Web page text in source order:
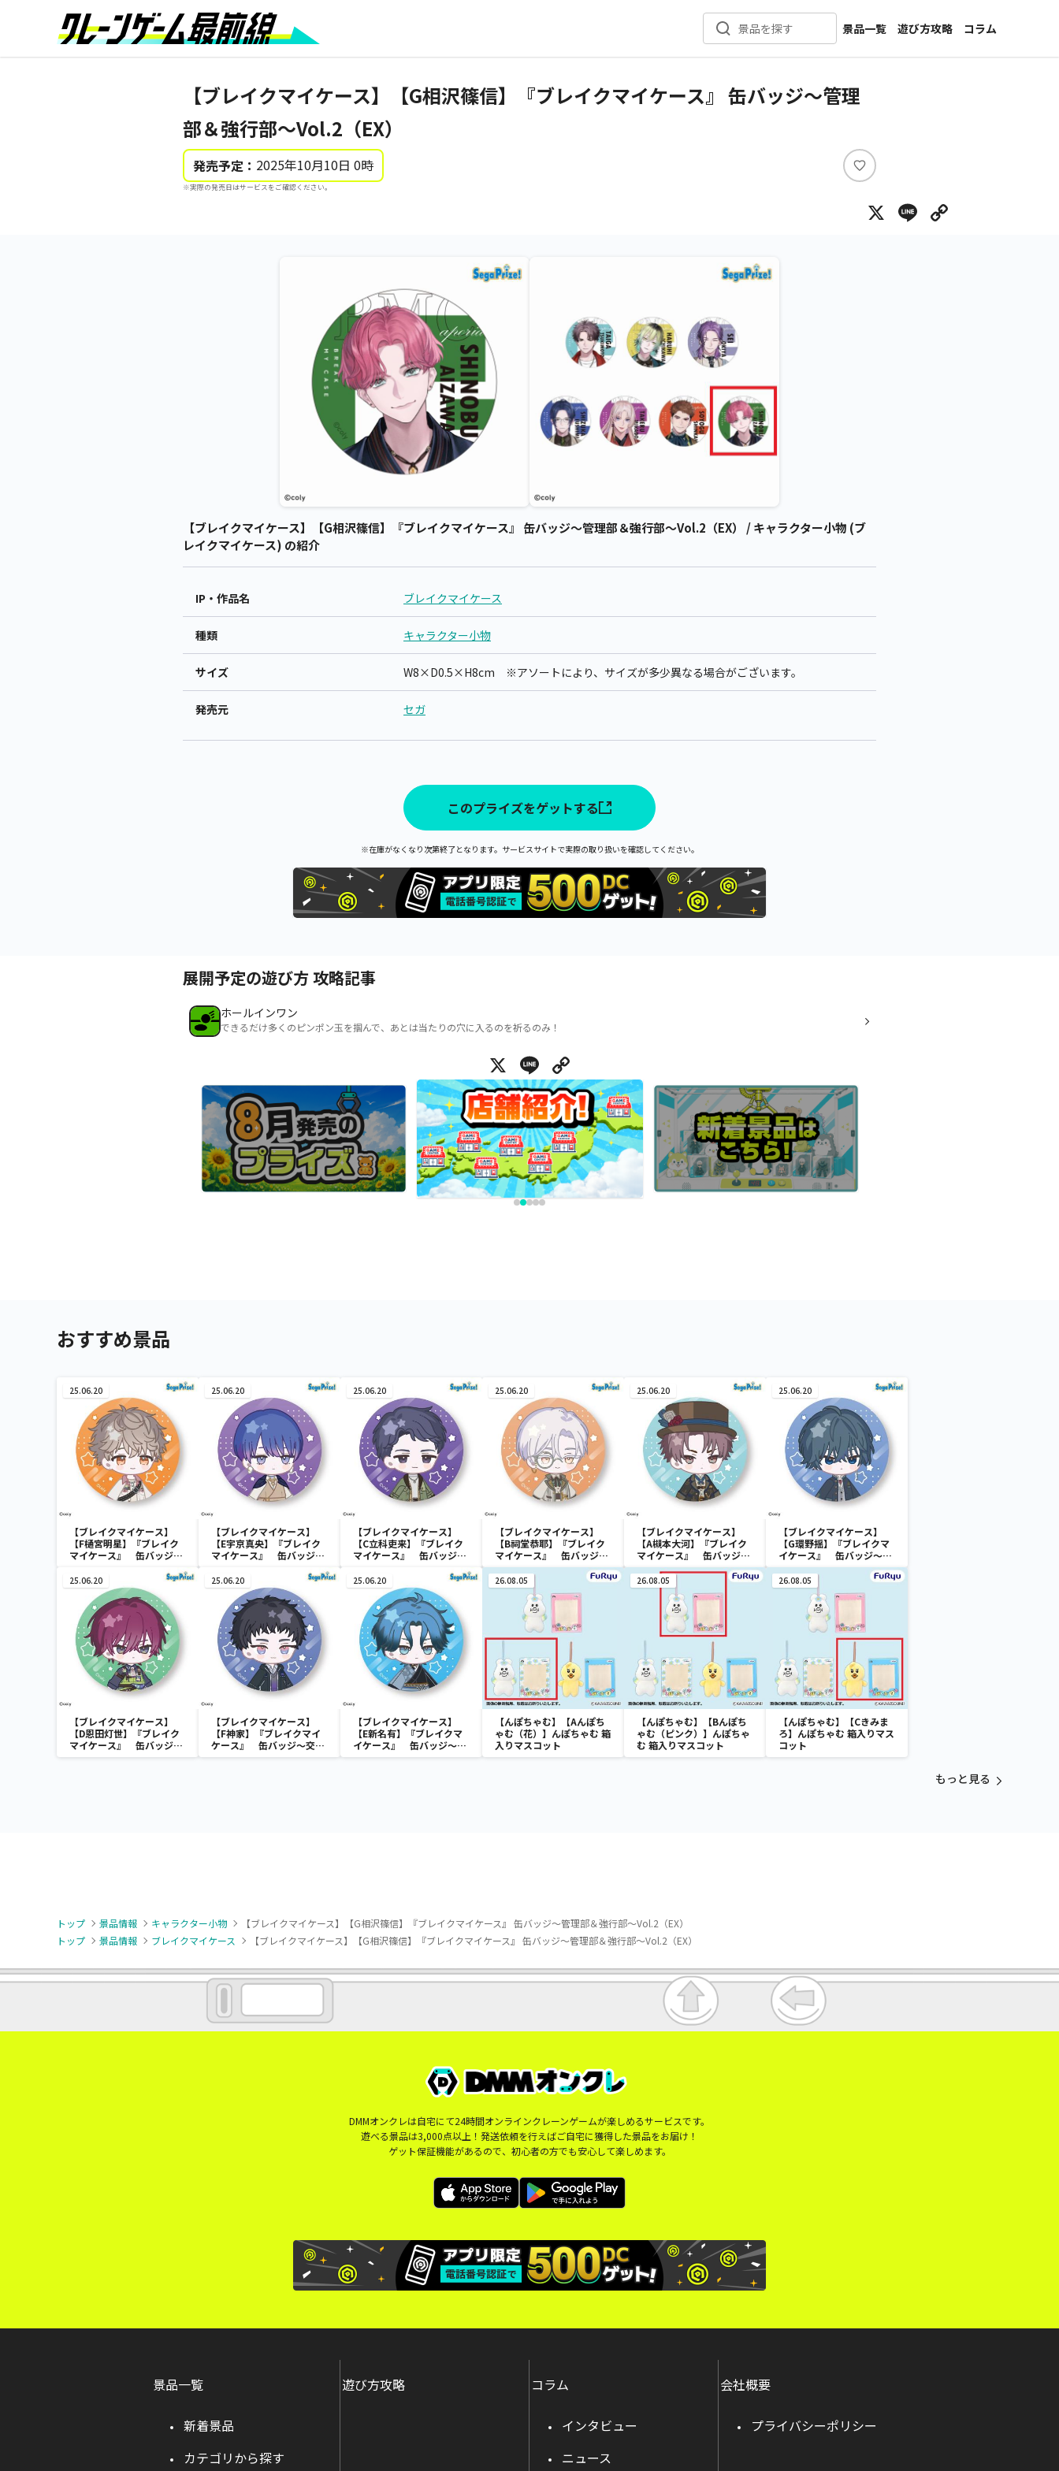
景品を探す
景品一覧
新着景品
カテゴリ一覧
遊び方攻略
コラム
インタビュー
【ブレイクマイケース】【G相沢篠信】『ブレイクマイケース』 缶バッジ～管理
部＆強行部～Vol.2（EX）
発売予定： 2025年10月10日 0時
※実際の発売日はサービスをご確認ください。
い
ね
X Line
【ブレイクマイケース】【G相沢篠信】『ブレイクマイケース』 缶バッジ～管理部＆強行部～Vol.2（EX） / キャラクター小物 (ブ
レイクマイケース) の紹介
IP・作品名 ブレイクマイケース
種類 キャラクター小物
サイズ W8×D0.5×H8cm ※アソートにより、サイズが多少異なる場合がございます。
発売元 セガ
このプライズをゲットする
※在庫がなくなり次第終了となります。サービスサイトで実際の取り扱いを確認してください。
展開予定の遊び方 攻略記事
ホールインワン
できるだけ多くのピンポン玉を掴んで、あとは当たりの穴に入るのを祈るのみ！
X Line
おすすめ景品
25.06.20
【ブレイクマイケース】
【F樋宮明星】『ブレイク
マイケース』 缶バッジ～
25.06.20
【ブレイクマイケース】
【E宇京真央】『ブレイク
マイケース』 缶バッジ～
25.06.20
【ブレイクマイケース】
【C立科吏来】『ブレイク
マイケース』 缶バッジ～
25.06.20
【ブレイクマイケース】
【B祠堂恭耶】『ブレイク
マイケース』 缶バッジ～
交渉部＆特務部～(EX)
25.06.20
【ブレイクマイケース】
【A槻本大河】『ブレイク
マイケース』 缶バッジ～
管理部＆強行部～(EX)
25.06.20
【ブレイクマイケース】
【G環野揺】『ブレイクマ
イケース』 缶バッジ～本
部＆交際部～(EX)
25.06.20
【ブレイクマイケース】
【D恩田灯世】『ブレイク
マイケース』 缶バッジ～
交渉部＆特務部～(EX)
25.06.20
【ブレイクマイケース】
【F神家】『ブレイクマイ
ケース』 缶バッジ～交渉
部＆特務部～(EX)
25.06.20
【ブレイクマイケース】
【E新名有】『ブレイクマ
イケース』 缶バッジ～交
渉部＆特務部～(EX)
26.08.05
【んぽちゃむ】【Aんぽち
ゃむ（花）】んぽちゃむ 箱
入りマスコット
26.08.05
【んぽちゃむ】【Bんぽち
ゃむ（ピンク）】んぽちゃ
む 箱入りマスコット
26.08.05
【んぽちゃむ】【Cきみま
ろ】んぽちゃむ 箱入りマス
コット
もっと見る
トップ 景品情報 キャラクター小物
【ブレイクマイケース】【G相沢篠信】『ブレイクマイケース』 缶バッジ～管理部＆強行部～Vol.2（EX）
トップ
景品情報 ブレイクマイケース 【ブレイクマイケース】【G相沢篠信】『ブレイクマイケース』 缶バッジ～管理部＆強行部～Vol.2（EX）
DMMオンクレは自宅にて24時間オンラインクレーンゲームが楽しめるサービスです。
遊べる景品は3,000点以上！発送依頼を行えばご自宅に獲得した景品をお届け！
ゲット保証機能があるので、初心者の方でも安心して楽しめます。
景品一覧
新着景品
カテゴリから探す
遊び方攻略 コラム
インタビュー
ニュース
会社概要
プライバシーポリシー